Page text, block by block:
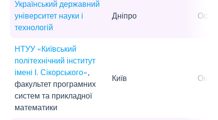
Український державний
університет науки і
технологій
Дніпро
НТУУ «Київський
політехнічний інститут
імені І. Сікорського»,
факультет програмних
систем та прикладної
математики
Київ